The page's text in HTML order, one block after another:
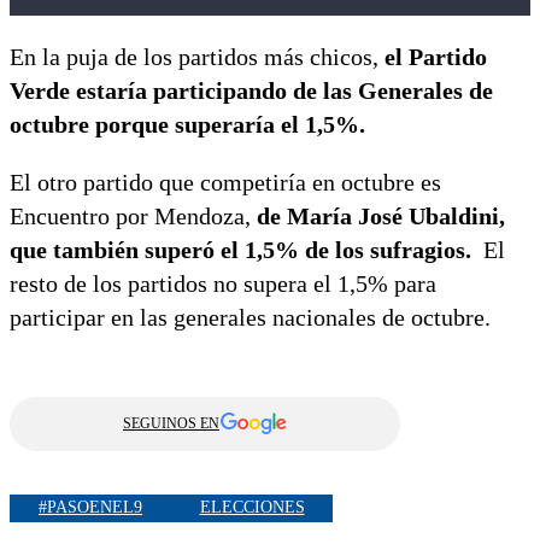
En la puja de los partidos más chicos, el Partido
Verde estaría participando de las Generales de
octubre porque superaría el 1,5%.
El otro partido que competiría en octubre es
Encuentro por Mendoza, de María José Ubaldini,
que también superó el 1,5% de los sufragios. El
resto de los partidos no supera el 1,5% para
participar en las generales nacionales de octubre.
SEGUINOS EN
#PASOENEL9 ELECCIONES